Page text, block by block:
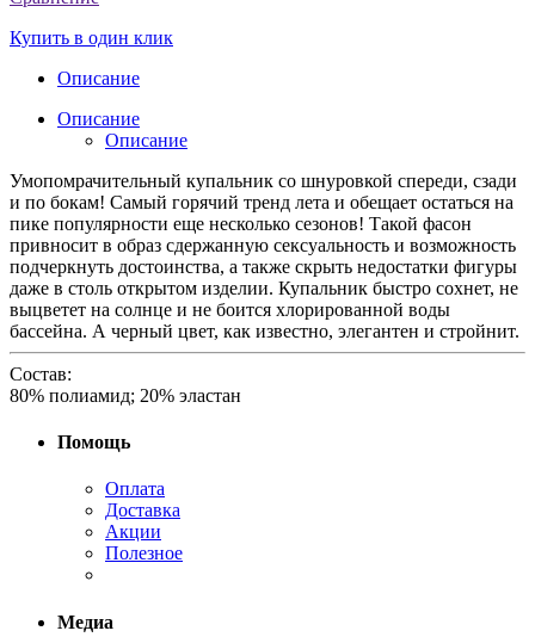
Купить в один клик
Описание
Описание
Описание
Умопомрачительный купальник со шнуровкой спереди, сзади
и по бокам! Самый горячий тренд лета и обещает остаться на
пике популярности еще несколько сезонов! Такой фасон
привносит в образ сдержанную сексуальность и возможность
подчеркнуть достоинства, а также скрыть недостатки фигуры
даже в столь открытом изделии. Купальник быстро сохнет, не
выцветет на солнце и не боится хлорированной воды
бассейна. А черный цвет, как известно, элегантен и стройнит.
Состав:
80% полиамид; 20% эластан
Помощь
Оплата
Доставка
Акции
Полезное
Медиа